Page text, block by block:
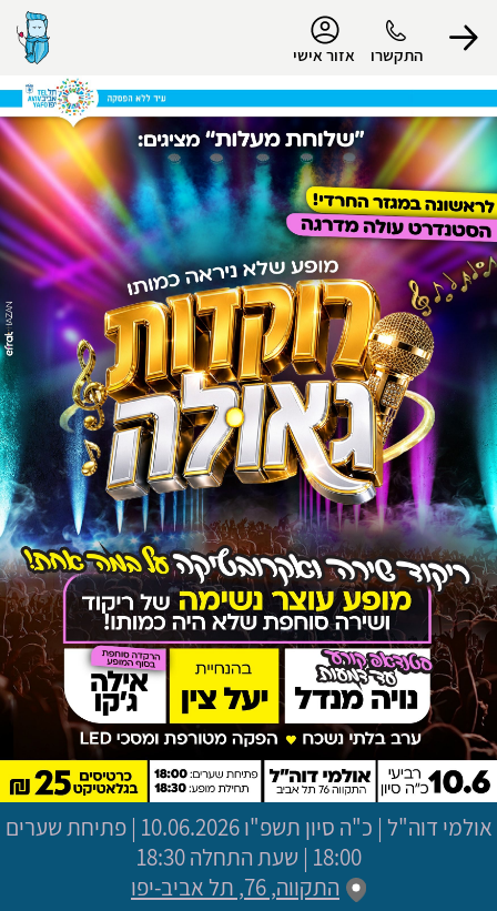
התקשרו אזור אישי
הפרופיל שלי
התנתק
אולמי דוה"ל | כ"ה סיון תשפ"ו
10.06.2026 | פתיחת שערים
18:00 | שעת התחלה 18:30
התקווה, 76, תל אביב-יפו